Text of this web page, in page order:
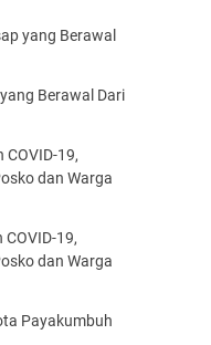
yang Berawal
Berawal Dari
COVID-19,
dan Warga
19,
dan Warga
Payakumbuh